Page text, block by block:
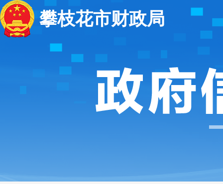
攀枝花市财政局